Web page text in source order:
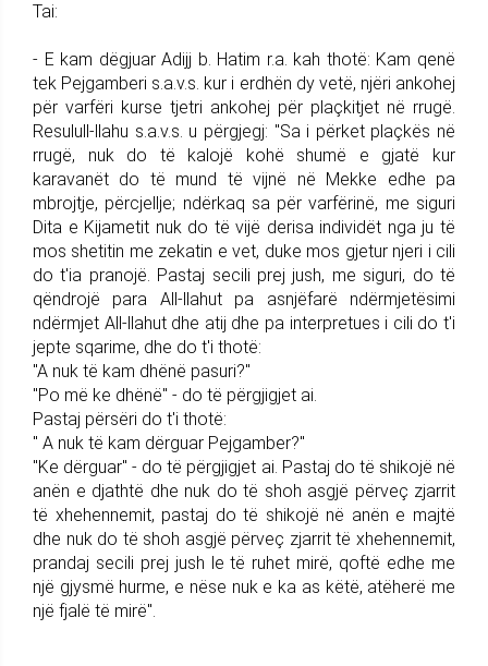
Tai:
- E kam dëgjuar Adijj b. Hatim r.a. kah thotë: Kam qenë
tek Pejgamberi s.a.v.s. kur i erdhën dy vetë, njëri ankohej
për varfëri kurse tjetri ankohej për plaçkitjet në rrugë.
Resulull-llahu s.a.v.s. u përgjegj: "Sa i përket plaçkës në
rrugë, nuk do të kalojë kohë shumë e gjatë kur
karavanët do të mund të vijnë në Mekke edhe pa
mbrojtje, përcjellje; ndërkaq sa për varfërinë, me siguri
Dita e Kijametit nuk do të vijë derisa individët nga ju të
mos shetitin me zekatin e vet, duke mos gjetur njeri i cili
do t'ia pranojë. Pastaj secili prej jush, me siguri, do të
qëndrojë para All-llahut pa asnjëfarë ndërmjetësimi
ndërmjet All-llahut dhe atij dhe pa interpretues i cili do t'i
jepte sqarime, dhe do t'i thotë:
"A nuk të kam dhënë pasuri?"
"Po më ke dhënë" - do të përgjigjet ai.
Pastaj përsëri do t'i thotë:
" A nuk të kam dërguar Pejgamber?"
"Ke dërguar" - do të përgjigjet ai. Pastaj do të shikojë në
anën e djathtë dhe nuk do të shoh asgjë përveç zjarrit
të xhehennemit, pastaj do të shikojë në anën e majtë
dhe nuk do të shoh asgjë përveç zjarrit të xhehennemit,
prandaj secili prej jush le të ruhet mirë, qoftë edhe me
një gjysmë hurme, e nëse nuk e ka as këtë, atëherë me
një fjalë të mirë".